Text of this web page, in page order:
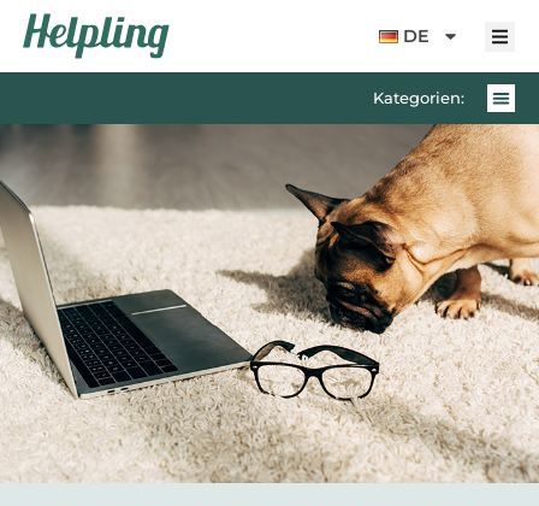
springen
DE
Kategorien: